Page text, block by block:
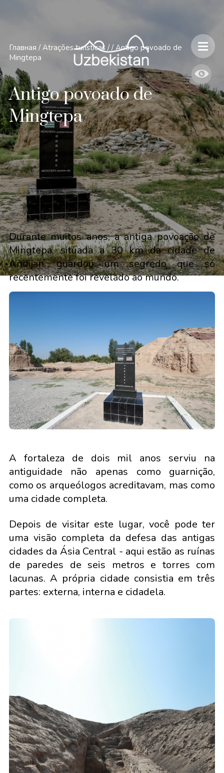
Главная / Atrações turísticas / / Antigo povoado de
Mingtepa
Antigo povoado de
Mingtepa
Durante muitos anos, a antiga povoação de
Mingtepa, situada a 30 km da cidade de
Andijan, guardou um segredo que só
recentemente foi revelado ao mundo.
A fortaleza de dois mil anos serviu na
antiguidade não apenas como guarnição,
como os arqueólogos acreditavam, mas como
uma cidade completa.
Depois de visitar este lugar, você pode ter
uma visão completa da defesa das antigas
cidades da Ásia Central - aqui estão as ruínas
de paredes de seis metros e torres com
lacunas. A própria cidade consistia em três
partes: externa, interna e cidadela.